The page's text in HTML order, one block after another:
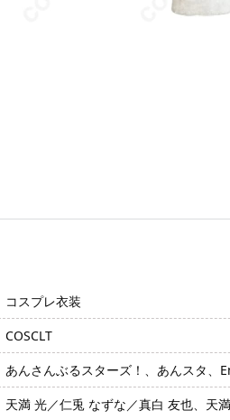
コスプレ衣装
COSCLT
あんさんぶるスターズ！、あんスタ
天満 光／仁兎 なずな／真白 友也、